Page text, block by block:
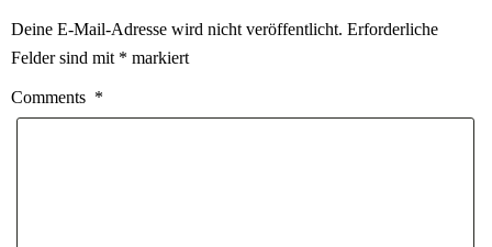
Deine E-Mail-Adresse wird nicht veröffentlicht. Erforderliche
Felder sind mit * markiert
Comments *